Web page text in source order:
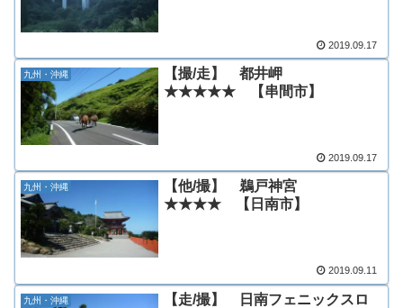
2019.09.17
九州・沖縄
【撮/走】 都井岬
★★★★★ 【串間市】
2019.09.17
九州・沖縄
【他/撮】 鵜戸神宮
★★★★ 【日南市】
2019.09.11
九州・沖縄
【走/撮】 日南フェニックスロ